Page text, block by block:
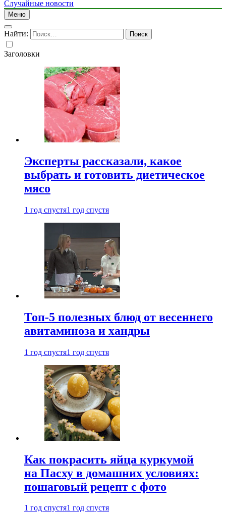
Случайные новости
Меню
Найти:
Заголовки
Эксперты рассказали, какое
выбрать и готовить диетическое
мясо
1 год спустя1 год спустя
Топ-5 полезных блюд от весеннего
авитаминоза и хандры
1 год спустя1 год спустя
Как покрасить яйца куркумой
на Пасху в домашних условиях:
пошаговый рецепт с фото
1 год спустя1 год спустя